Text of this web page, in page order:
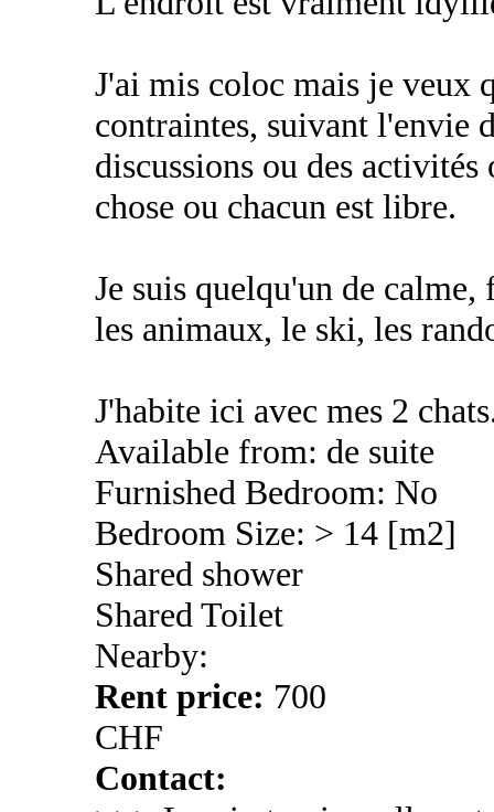
J'ai mis coloc mais je veux
contraintes, suivant l'envie
discussions ou des
chose ou chacun est libre.
Je suis quelqu'un de
les animaux, le ski, les
J'habite ici avec mes 2
Available from: de suite
Furnished Bedroom: No
Bedroom Size: > 14 [m2]
Shared shower
Shared Toilet
Nearby:
Rent price: 700
CHF
Contact: